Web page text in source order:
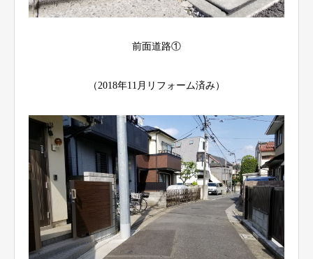
前面道路①
（2018年11月リフォーム済み）